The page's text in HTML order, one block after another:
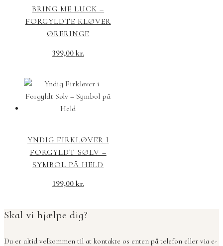
BRING ME LUCK –
FORGYLDTE KLØVER
ØRERINGE
399,00 kr.
YNDIG FIRKLØVER I
FORGYLDT SØLV –
SYMBOL PÅ HELD
199,00 kr.
Skal vi hjælpe dig?
Du er altid velkommen til at kontakte os enten på telefon eller via e-